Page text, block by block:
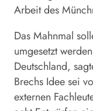
Arbeit des
Das Mahnmal
umgesetzt
Deutschland,
Brechs Idee sei
externen